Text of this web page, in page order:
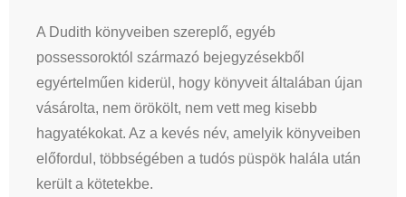
A Dudith könyveiben szereplő, egyéb
possessoroktól származó bejegyzésekből
egyértelműen kiderül, hogy könyveit általában újan
vásárolta, nem örökölt, nem vett meg kisebb
hagyatékokat. Az a kevés név, amelyik könyveiben
előfordul, többségében a tudós püspök halála után
került a kötetekbe.